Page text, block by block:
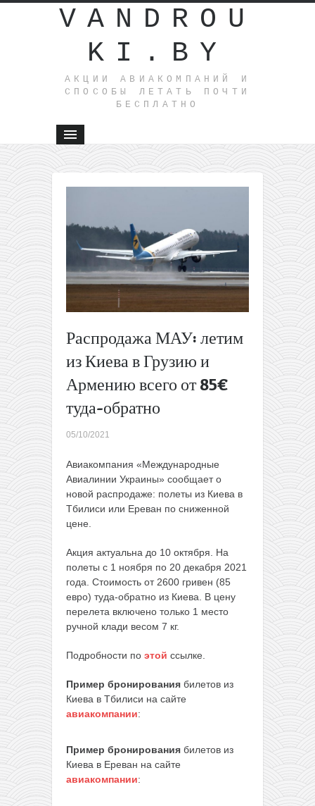
VANDROU
KI.BY
АКЦИИ АВИАКОМПАНИЙ И
СПОСОБЫ ЛЕТАТЬ ПОЧТИ
БЕСПЛАТНО
Распродажа МАУ: летим
из Киева в Грузию и
Армению всего от 85€
туда-обратно
05/10/2021
Авиакомпания «Международные
Авиалинии Украины» сообщает о
новой распродаже: полеты из Киева в
Тбилиси или Ереван по сниженной
цене.
Акция актуальна до 10 октября. На
полеты с 1 ноября по 20 декабря 2021
года. Стоимость от 2600 гривен (85
евро) туда-обратно из Киева. В цену
перелета включено только 1 место
ручной клади весом 7 кг.
Подробности по этой ссылке.
Пример бронирования билетов из
Киева в Тбилиси на сайте
авиакомпании:
Пример бронирования билетов из
Киева в Ереван на сайте
авиакомпании:
Новый
маршрут
от
Азимута
—
полеты
Минском
Калугой
от 57
BYN!
путешествия:
BYN туда-
обратно.